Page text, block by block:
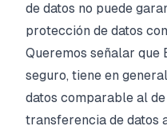
de datos no puede
protección de datos
Queremos señalar que
seguro, tiene en
datos comparable al
transferencia de datos